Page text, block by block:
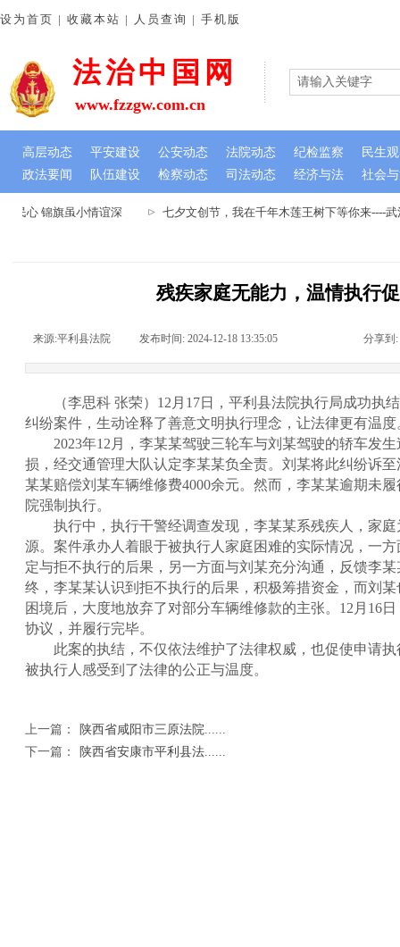
民心 锦旗虽小情谊深 七夕文创节，我在千年木莲王树下等你来----武
法治中国网
政法要闻 队伍建设 检察动态 司法动态 经济与法 社会
设为首页 | 收藏本站 | 人员查询 | 手机版
www.fzzgw.com.cn
高层动态 平安建设 公安动态 法院动态 纪检监察 民生
残疾家庭无能力，温情执行
来源:平利县法院 发布时间: 2024-12-18 13:35:05 分享到:
（李思科 张荣）12月17日，平利县法院执行局成功执
纠纷案件，生动诠释了善意文明执行理念，让法律更有温度
2023年12月，李某某驾驶三轮车与刘某驾驶的轿车发生
损，经交通管理大队认定李某某负全责。刘某将此纠纷诉
某某赔偿刘某车辆维修费4000余元。然而，李某某逾期未
院强制执行。
执行中，执行干警经调查发现，李某某系残疾人，家庭
源。案件承办人着眼于被执行人家庭困难的实际情况，一
定与拒不执行的后果，另一方面与刘某充分沟通，反馈李
终，李某某认识到拒不执行的后果，积极筹措资金，而刘
困境后，大度地放弃了对部分车辆维修款的主张。12月16
协议，并履行完毕。
此案的执结，不仅依法维护了法律权威，也促使申请执
被执行人感受到了法律的公正与温度。
上一篇：
陕西省咸阳市三原法院......
下一篇：
陕西省安康市平利县法......